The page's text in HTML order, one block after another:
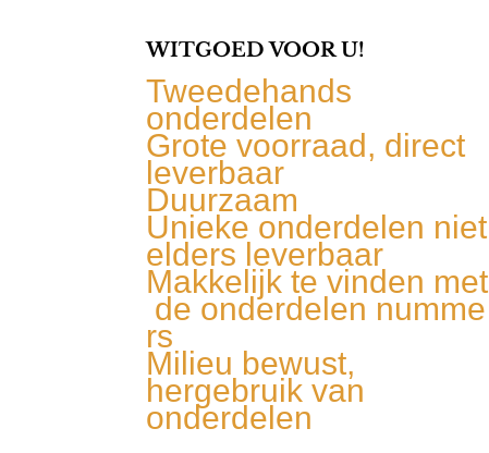
WITGOED VOOR U!
Tweedehands
onderdelen
Grote voorraad, direct
leverbaar
Duurzaam
Unieke onderdelen niet
elders leverbaar
Makkelijk te vinden met
de onderdelen numme
rs
Milieu bewust,
hergebruik van
onderdelen